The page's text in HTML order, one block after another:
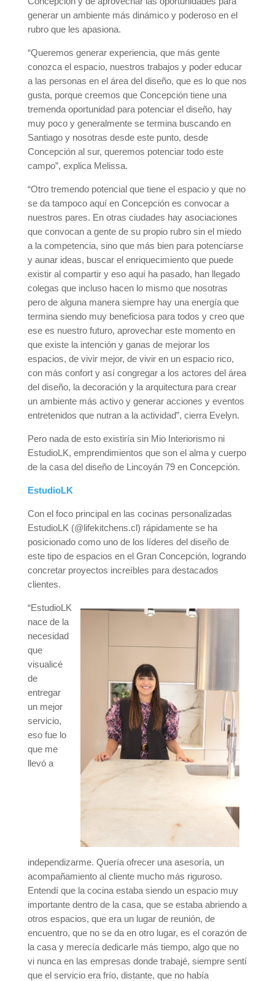
generar un ambiente más dinámico y poderoso en el
rubro que les apasiona.
“Queremos generar experiencia, que más gente
conozca el espacio, nuestros trabajos y poder educar
a las personas en el área del diseño, que es lo que nos
gusta, porque creemos que Concepción tiene una
tremenda oportunidad para potenciar el diseño, hay
muy poco y generalmente se termina buscando en
Santiago y nosotras desde este punto, desde
Concepción al sur, queremos potenciar todo este
campo”, explica Melissa.
“Otro tremendo potencial que tiene el espacio y que no
se da tampoco aquí en Concepción es convocar a
nuestros pares. En otras ciudades hay asociaciones
que convocan a gente de su propio rubro sin el miedo
a la competencia, sino que más bien para potenciarse
y aunar ideas, buscar el enriquecimiento que puede
existir al compartir y eso aquí ha pasado, han llegado
colegas que incluso hacen lo mismo que nosotras
pero de alguna manera siempre hay una energía que
termina siendo muy beneficiosa para todos y creo que
ese es nuestro futuro, aprovechar este momento en
que existe la intención y ganas de mejorar los
espacios, de vivir mejor, de vivir en un espacio rico,
con más confort y así congregar a los actores del área
del diseño, la decoración y la arquitectura para crear
un ambiente más activo y generar acciones y eventos
entretenidos que nutran a la actividad”, cierra Evelyn.
Pero nada de esto existiría sin Mio Interiorismo ni
EstudioLK, emprendimientos que son el alma y cuerpo
de la casa del diseño de Lincoyán 79 en Concepción.
EstudioLK
Con el foco principal en las cocinas personalizadas
EstudioLK (@lifekitchens.cl) rápidamente se ha
posicionado como uno de los líderes del diseño de
este tipo de espacios en el Gran Concepción, logrando
concretar proyectos increíbles para destacados
clientes.
“EstudioLK
nace de la
necesidad
que
visualicé
de
entregar
un mejor
servicio,
eso fue lo
que me
llevó a
independizarme. Quería ofrecer una asesoría, un
acompañamiento al cliente mucho más riguroso.
Entendí que la cocina estaba siendo un espacio muy
importante dentro de la casa, que se estaba abriendo a
otros espacios, que era un lugar de reunión, de
encuentro, que no se da en otro lugar, es el corazón de
la casa y merecía dedicarle más tiempo, algo que no
vi nunca en las empresas donde trabajé, siempre sentí
que el servicio era frío, distante, que no había